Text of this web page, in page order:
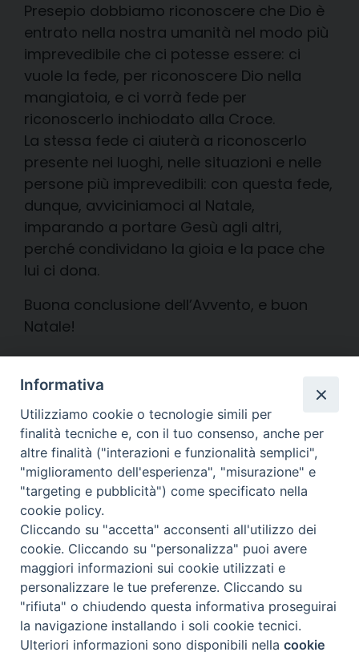
Presepio dobbiamo riconoscere che Dio è
entrato nella nostra umanità nel modo più
imprevedibile che ci potesse essere: ci
vuole la fede, per riconoscere Dio nella
mangiatoia, e ci vorrà fede per
riconoscerlo inchiodato alla Croce.
La stessa fede ci aiuterà a riconoscerlo
presente nei luoghi, nelle situazioni e nelle
persone più imprevedibili: con questa fede,
dunque, avviciniamoci al Natale,
imparando a portare Gesù agli altri,
perché condividano la gioia e la pace che
lui ci dona.
Buona conclusione dell’Avvento, e buon
Natale!
CREMA
Riproduzione solo con permesso.
Tutti i diritti sono riservati.
Preferenze Cookie
Informativa
Utilizziamo cookie o tecnologie simili per
finalità tecniche e, con il tuo consenso, anche per
altre finalità ("interazioni e funzionalità semplici",
"miglioramento dell'esperienza", "misurazione" e
"targeting e pubblicità") come specificato nella
cookie policy.
Cliccando su "accetta" acconsenti all'utilizzo dei
cookie. Cliccando su "personalizza" puoi avere
maggiori informazioni sui cookie utilizzati e
personalizzare le tue preferenze. Cliccando su
"rifiuta" o chiudendo questa informativa proseguirai
la navigazione installando i soli cookie tecnici.
Ulteriori informazioni sono disponibili nellacookie